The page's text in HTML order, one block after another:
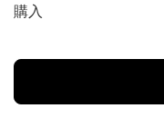
購入